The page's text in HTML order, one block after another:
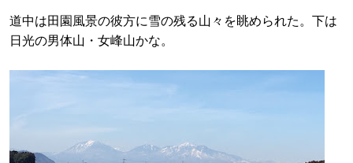
道中は田園風景の彼方に雪の残る山々を眺められた。下は
日光の男体山・女峰山かな。